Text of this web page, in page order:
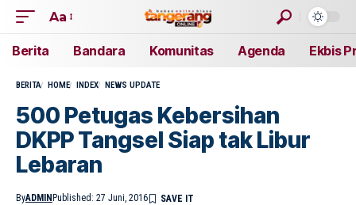
Aa
Berita Bandara Komunitas Agenda Ekbis
BERITA HOME INDEX NEWS UPDATE
500 Petugas Kebersihan
DKPP Tangsel Siap tak Libur
Lebaran
ByADMIN Published: 27 Juni, 2016